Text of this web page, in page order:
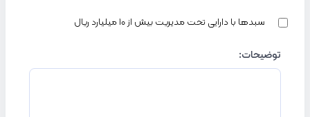
سبدها با دارایی تحت مدیریت بیش از ۱۰ میلیارد ریال
توضیحات: